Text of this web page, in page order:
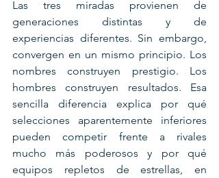
Las tres miradas provienen de
generaciones distintas y de
experiencias diferentes. Sin embargo,
convergen en un mismo principio. Los
nombres construyen prestigio. Los
hombres construyen resultados. Esa
sencilla diferencia explica por qué
selecciones aparentemente inferiores
pueden competir frente a rivales
mucho más poderosos y por qué
equipos repletos de estrellas, en